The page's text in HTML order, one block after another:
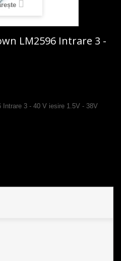
LM2596 Intrare 3 -
Intrare 3 - 40 V iesire 1.5V - 38V